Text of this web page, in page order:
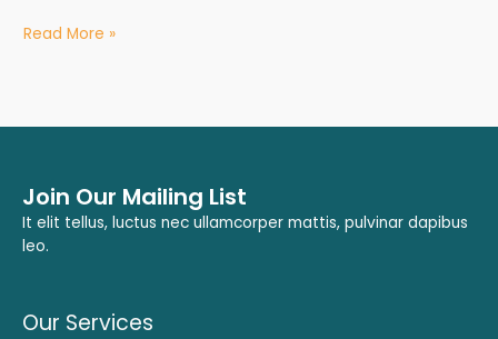
Read More »
Join Our Mailing List
It elit tellus, luctus nec ullamcorper mattis, pulvinar dapibus
leo.
Our Services